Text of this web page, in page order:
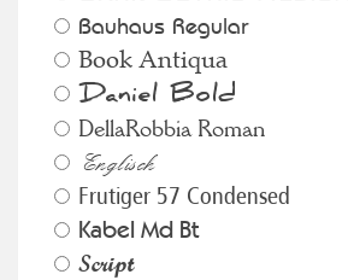
Bauhaus Regular
Book Antiqua
Daniel Bold
DellaRobbia Roman
Englisch
Frutiger 57 Condensed
Kabel Md Bt
Script